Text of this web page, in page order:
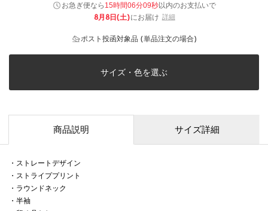
お急ぎ便なら 15時間06分09秒以内のお支払いで
8月8日(土)にお届け 詳細
ポスト投函対象品 (単品注文の場合)
サイズ・色を選ぶ
商品説明 サイズ詳細
・ストレートデザイン
・ストライププリント
・ラウンドネック
・半袖